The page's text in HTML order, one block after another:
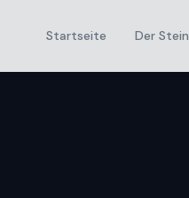
Startseite Der Stein